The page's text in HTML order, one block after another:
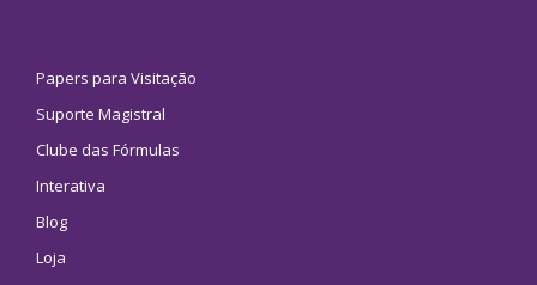
Papers para Visitação
Suporte Magistral
Clube das Fórmulas
Interativa
Blog
Loja